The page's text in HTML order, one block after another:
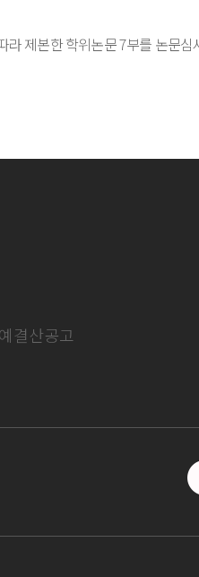
제본한 학위논문 7부를 논문
예결산공고